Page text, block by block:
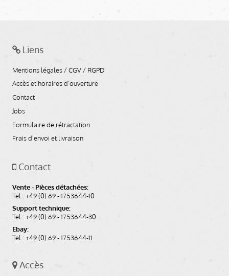
Liens
Mentions légales / CGV / RGPD
Accès et horaires d'ouverture
Contact
Jobs
Formulaire de rétractation
Frais d'envoi et livraison
Contact
Vente - Pièces détachées:
Tel.: +49 (0) 69 - 1753644-10
Support technique:
Tel.: +49 (0) 69 - 1753644-30
Ebay:
Tel.: +49 (0) 69 - 1753644-11
Accès